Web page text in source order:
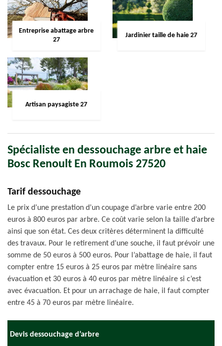
Entreprise abattage arbre
27
Jardinier taille de haie 27
Artisan paysagiste 27
Spécialiste en dessouchage arbre et haie
Bosc Renoult En Roumois 27520
Tarif dessouchage
Le prix d’une prestation d’un coupage d’arbre varie entre 200
euros à 800 euros par arbre. Ce coût varie selon la taille d’arbre
ainsi que son état. Ces deux critères déterminent la difficulté
des travaux. Pour le retirement d’une souche, il faut prévoir une
somme de 50 euros à 500 euros. Pour l’abattage de haie, il faut
compter entre 15 euros à 25 euros par mètre linéaire sans
évacuation et 30 euros à 40 euros par mètre linéaire si c’est
avec évacuation. Et pour un arrachage de haie, il faut compter
entre 45 à 70 euros par mètre linéaire.
Devis dessouchage d’arbre